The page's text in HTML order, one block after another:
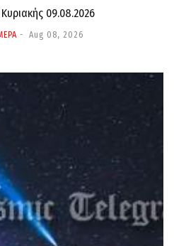
09.08.2026
Aug 08, 2026